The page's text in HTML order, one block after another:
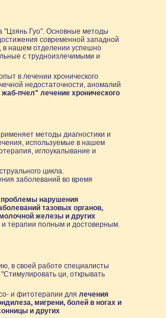
"Цзянь Гуо”. Основные методы
современной западной
в нашем отделении успешно
с трудноизлечимыми и
в лечении хронического
недостаточности, аномалий
пчел" лечение хронического
методы диагностики и
используемые в нашем
иглоукалывание и
цикла.
заболеваний во время
нарушения
тазовых органов,
железы и других
и терапии полным и достоверным.
в своей работе специалисты
ци, открывать
и фитотерапии для лечения
мигрени, болей в ногах и
и других